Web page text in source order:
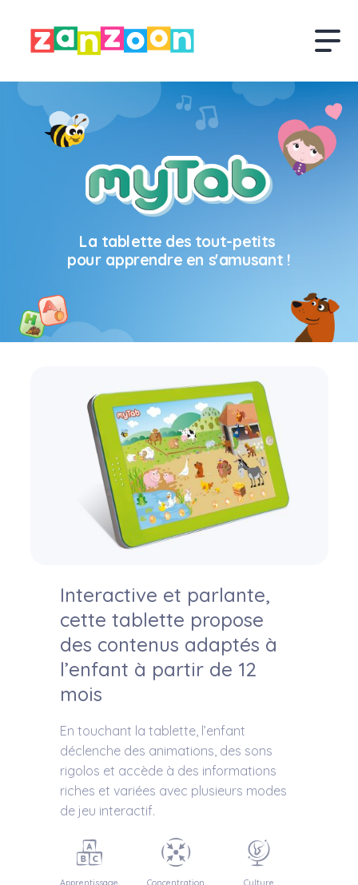
La tablette des tout-petits
pour apprendre en s'amusant !
Interactive et parlante,
cette tablette propose
des contenus adaptés à
l’enfant à partir de 12
mois
En touchant la tablette, l’enfant
déclenche des animations, des sons
rigolos et accède à des informations
riches et variées avec plusieurs modes
de jeu interactif.
Apprentissage Concentration
Culture